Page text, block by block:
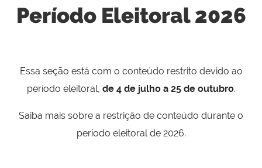
Período Eleitoral 2026
Essa seção está com o conteúdo restrito devido ao
período eleitoral, de 4 de julho a 25 de outubro.
Saiba mais sobre a restrição de conteúdo durante o
período eleitoral de 2026.